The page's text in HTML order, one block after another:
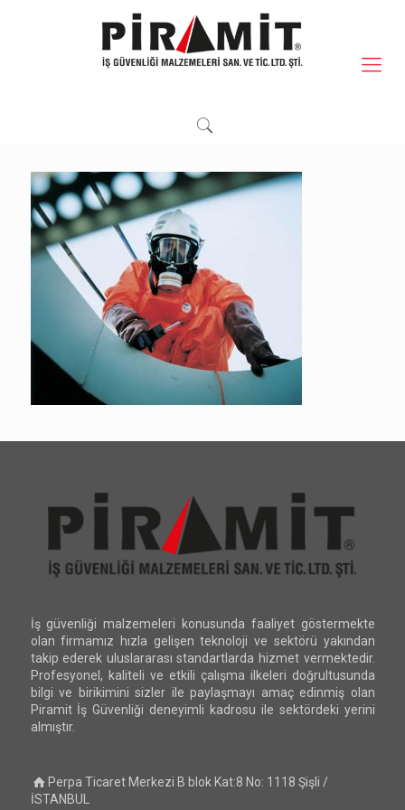
İş güvenliği malzemeleri konusunda faaliyet göstermekte
olan firmamız hızla gelişen teknoloji ve sektörü yakından
takip ederek uluslararası standartlarda hizmet vermektedir.
Profesyonel, kaliteli ve etkili çalışma ilkeleri doğrultusunda
bilgi ve birikimini sizler ile paylaşmayı amaç edinmiş olan
Piramit İş Güvenliği deneyimli kadrosu ile sektördeki yerini
almıştır.
Perpa Ticaret Merkezi B blok Kat:8 No: 1118 Şişli /
İSTANBUL